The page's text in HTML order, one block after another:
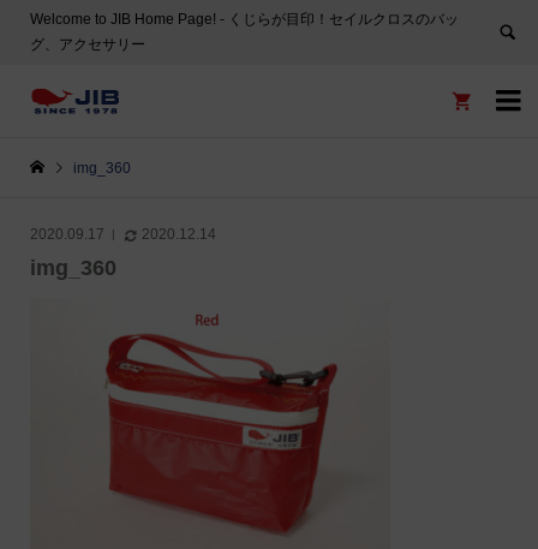
Welcome to JIB Home Page! ‐ くじらが目印！セイルクロスのバッ
グ、アクセサリー


img_360
2020.09.17 2020.12.14
img_360